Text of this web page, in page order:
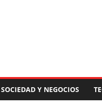
SOCIEDAD Y NEGOCIOS